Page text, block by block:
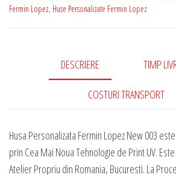
cu
Fermin Lopez, Huse Personalizate Fermin Lopez
DESCRIERE TIMP
COSTURI TRANSPORT
Husa Personalizata Fermin Lopez New 003
prin Cea Mai Noua Tehnologie de Print UV.
Atelier Propriu din Romania, Bucuresti. La